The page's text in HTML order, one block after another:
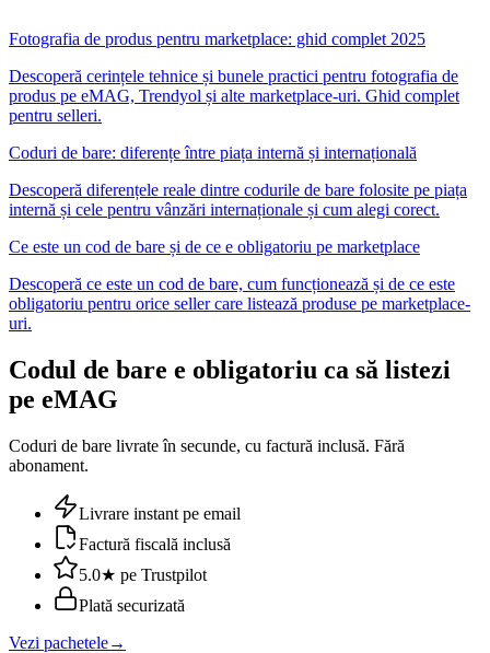
Fotografia de produs pentru marketplace: ghid complet 2025
Descoperă cerințele tehnice și bunele practici pentru fotografia de
produs pe eMAG, Trendyol și alte marketplace-uri. Ghid complet
pentru selleri.
Coduri de bare: diferențe între piața internă și internațională
Descoperă diferențele reale dintre codurile de bare folosite pe piața
internă și cele pentru vânzări internaționale și cum alegi corect.
Ce este un cod de bare și de ce e obligatoriu pe marketplace
Descoperă ce este un cod de bare, cum funcționează și de ce este
obligatoriu pentru orice seller care listează produse pe marketplace-
uri.
Codul de bare e obligatoriu ca să listezi
pe eMAG
Coduri de bare livrate în secunde, cu factură inclusă. Fără
abonament.
Livrare instant pe email
Factură fiscală inclusă
5.0★ pe Trustpilot
Plată securizată
Vezi pachetele→